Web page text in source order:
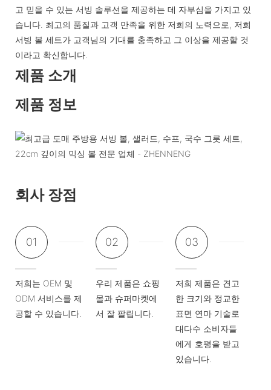
고 믿을 수 있는 서빙 솔루션을 제공하는 데 자부심을 가지고 있
습니다. 최고의 품질과 고객 만족을 위한 저희의 노력으로, 저희
서빙 볼 세트가 고객님의 기대를 충족하고 그 이상을 제공할 것
이라고 확신합니다.
제품 소개
제품 정보
회사 장점
01
저희는 OEM 및
ODM 서비스를 제
공할 수 있습니다.
02
우리 제품은 쇼핑
몰과 슈퍼마켓에
서 잘 팔립니다.
03
저희 제품은 견고
한 크기와 정교한
표면 연마 기술로
대다수 소비자들
에게 호평을 받고
있습니다.